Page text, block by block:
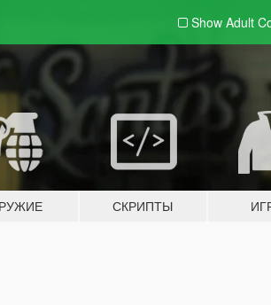
Show Adult
СКРИПТЫ